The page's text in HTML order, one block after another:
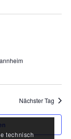
Nächster Tag
technisch